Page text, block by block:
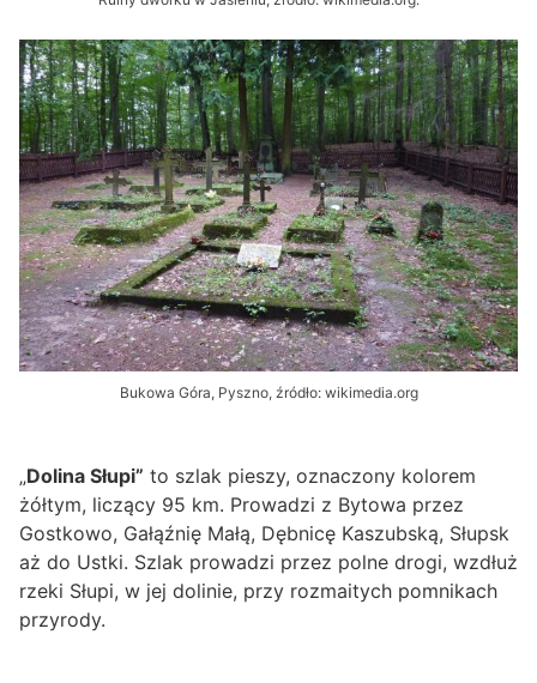
Bukowa Góra, Pyszno, źródło: wikimedia.org
„Dolina Słupi” to szlak pieszy, oznaczony kolorem
żółtym, liczący 95 km. Prowadzi z Bytowa przez
Gostkowo, Gałąźnię Małą, Dębnicę Kaszubską, Słupsk
aż do Ustki. Szlak prowadzi przez polne drogi, wzdłuż
rzeki Słupi, w jej dolinie, przy rozmaitych pomnikach
przyrody.